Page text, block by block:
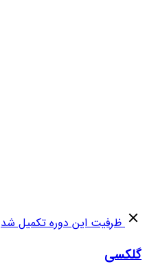
ظرفیت این دوره تکمیل شد
گلکسی